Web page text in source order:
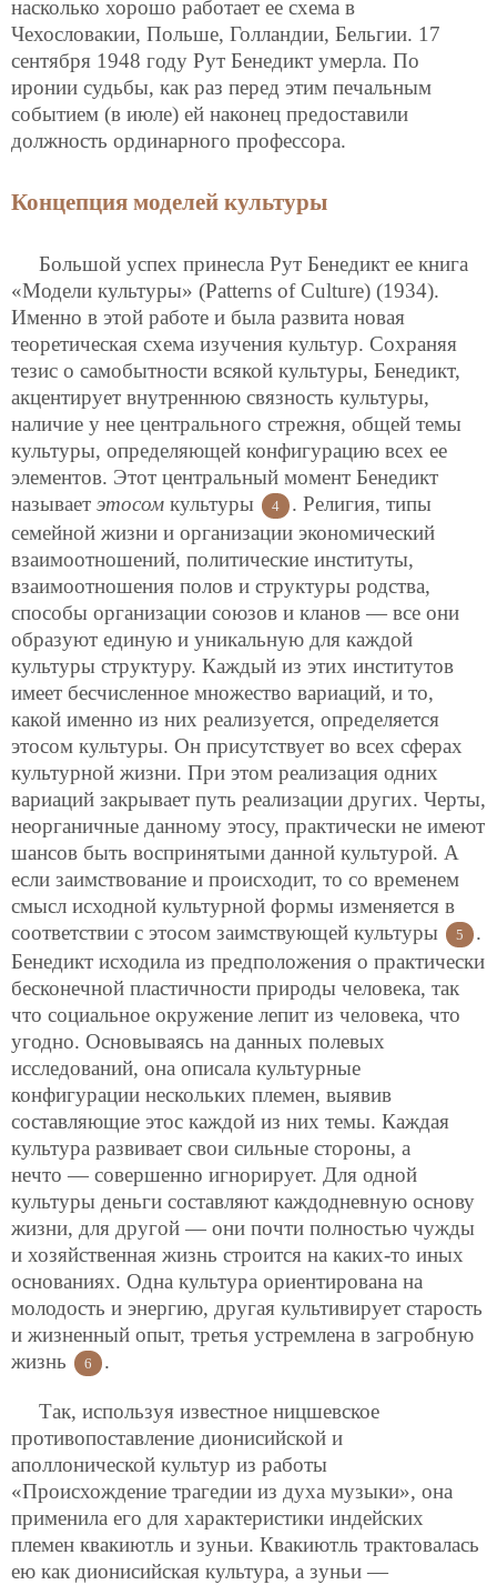
насколько хорошо работает ее схема в
Чехословакии, Польше, Голландии, Бельгии. 17
сентября 1948 году Рут Бенедикт умерла. По
иронии судьбы, как раз перед этим печальным
событием (в июле) ей наконец предоставили
должность ординарного профессора.
Концепция моделей культуры
Большой успех принесла Рут Бенедикт ее книга
«Модели культуры» (Patterns of Culture) (1934).
Именно в этой работе и была развита новая
теоретическая схема изучения культур. Сохраняя
тезис о самобытности всякой культуры, Бенедикт,
акцентирует внутреннюю связность культуры,
наличие у нее центрального стрежня, общей темы
культуры, определяющей конфигурацию всех ее
элементов. Этот центральный момент Бенедикт
называет этосом культуры 4
. Религия, типы
семейной жизни и организации экономический
взаимоотношений, политические институты,
взаимоотношения полов и структуры родства,
способы организации союзов и кланов — все они
образуют единую и уникальную для каждой
культуры структуру. Каждый из этих институтов
имеет бесчисленное множество вариаций, и то,
какой именно из них реализуется, определяется
этосом культуры. Он присутствует во всех сферах
культурной жизни. При этом реализация одних
вариаций закрывает путь реализации других. Черты,
неорганичные данному этосу, практически не имеют
шансов быть воспринятыми данной культурой. А
если заимствование и происходит, то со временем
смысл исходной культурной формы изменяется в
соответствии с этосом заимствующей культуры
5
.
Бенедикт исходила из предположения о практически
бесконечной пластичности природы человека, так
что социальное окружение лепит из человека, что
угодно. Основываясь на данных полевых
исследований, она описала культурные
конфигурации нескольких племен, выявив
составляющие этос каждой из них темы. Каждая
культура развивает свои сильные стороны, а
нечто — совершенно игнорирует. Для одной
культуры деньги составляют каждодневную основу
жизни, для другой — они почти полностью чужды
и хозяйственная жизнь строится на каких-то иных
основаниях. Одна культура ориентирована на
молодость и энергию, другая культивирует старость
и жизненный опыт, третья устремлена в загробную
жизнь
6 .
Так, используя известное ницшевское
противопоставление дионисийской и
аполлонической культур из работы
«Происхождение трагедии из духа музыки», она
применила его для характеристики индейских
племен квакиютль и зуньи. Квакиютль трактовалась
ею как дионисийская культура, а зуньи —